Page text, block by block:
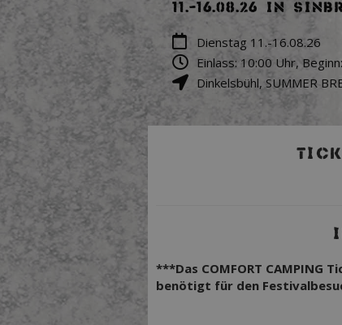
11.-16.08.26 in
Dienstag 11.-16.08.26
Einlass: 10:00 Uhr,
Dinkelsbühl, SUMMER
***Das COMFORT CAMPING
benötigt für den